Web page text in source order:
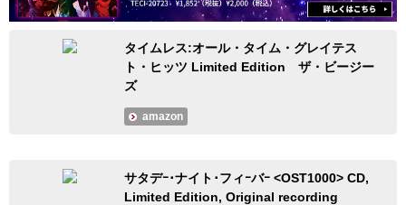
タイムレス:オール・タイム・グレイテス
ト・ヒッツ Limited Edition ザ・ビージー
ズ
amazon
サタデｰ･ナイト･フィｰバｰ <OST1000> CD,
Limited Edition, Original recording